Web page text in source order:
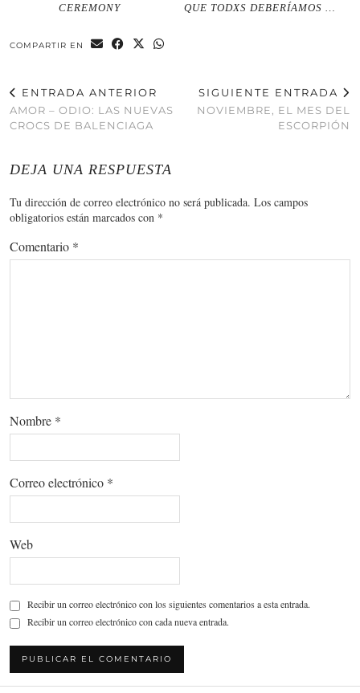
CEREMONY
QUE TODXS DEBERÍAMOS …
COMPARTIR EN
ENTRADA ANTERIOR
AMOR – ODIO: LAS NUEVAS
CROCS DE BALENCIAGA
SIGUIENTE ENTRADA
NOVIEMBRE, EL MES DEL
ESCORPIÓN
DEJA UNA RESPUESTA
Tu dirección de correo electrónico no será publicada. Los campos
obligatorios están marcados con *
Comentario *
Nombre *
Correo electrónico *
Web
Recibir un correo electrónico con los siguientes comentarios a esta entrada.
Recibir un correo electrónico con cada nueva entrada.